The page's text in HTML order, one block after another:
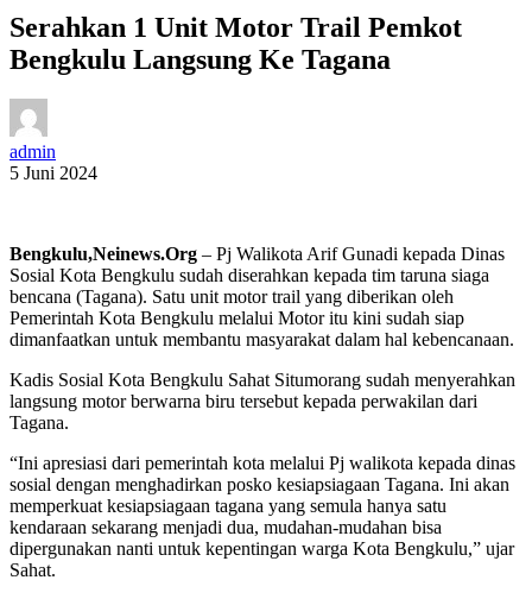
Serahkan 1 Unit Motor Trail Pemkot
Bengkulu Langsung Ke Tagana
admin
5 Juni 2024
Bengkulu,Neinews.Org – Pj Walikota Arif Gunadi kepada Dinas
Sosial Kota Bengkulu sudah diserahkan kepada tim taruna siaga
bencana (Tagana). Satu unit motor trail yang diberikan oleh
Pemerintah Kota Bengkulu melalui Motor itu kini sudah siap
dimanfaatkan untuk membantu masyarakat dalam hal kebencanaan.
Kadis Sosial Kota Bengkulu Sahat Situmorang sudah menyerahkan
langsung motor berwarna biru tersebut kepada perwakilan dari
Tagana.
“Ini apresiasi dari pemerintah kota melalui Pj walikota kepada dinas
sosial dengan menghadirkan posko kesiapsiagaan Tagana. Ini akan
memperkuat kesiapsiagaan tagana yang semula hanya satu
kendaraan sekarang menjadi dua, mudahan-mudahan bisa
dipergunakan nanti untuk kepentingan warga Kota Bengkulu,” ujar
Sahat.